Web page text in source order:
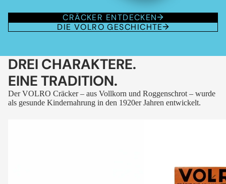
CRÄCKER ENTDECKEN
DIE VOLRO GESCHICHTE
DREI CHARAKTERE.
EINE TRADITION.
Der VOLRO Cräcker – aus Vollkorn und Roggenschrot – wurde
als gesunde Kindernahrung in den 1920er Jahren entwickelt.